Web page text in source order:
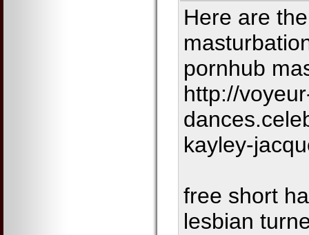
Here are
pornhub
http://
kayley-
free short
lesbian